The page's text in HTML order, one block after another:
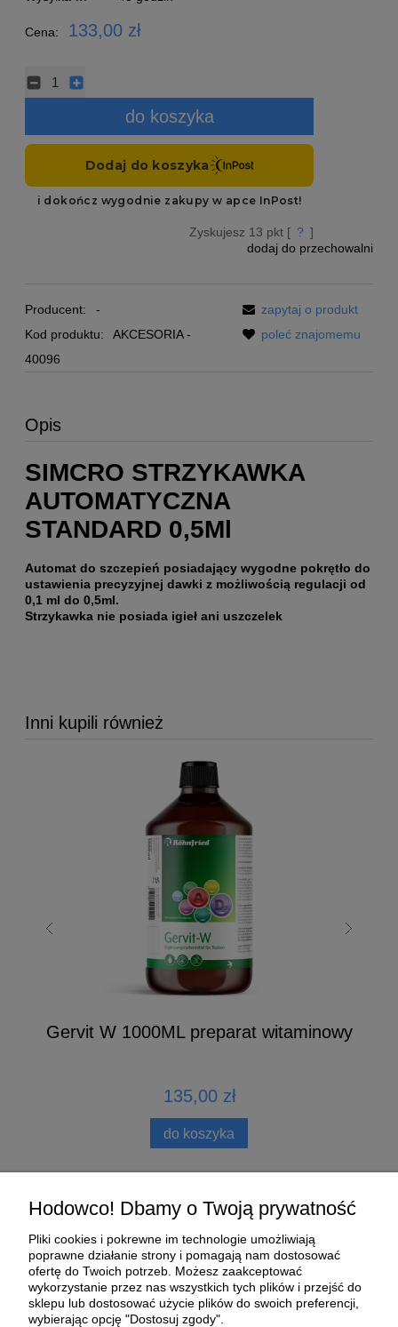
Cena: 133,00 zł
do koszyka
Zyskujesz 13 pkt [ ? ]
dodaj do przechowalni
Producent:
-
Kod produktu:
AKCESORIA -
40096
zapytaj o produkt
poleć znajomemu
Opis
SIMCRO STRZYKAWKA
AUTOMATYCZNA
STANDARD 0,5Ml
Automat do szczepień posiadający wygodne pokrętło do
ustawienia precyzyjnej dawki z możliwością regulacji od
0,1 ml do 0,5ml.
Strzykawka nie posiada igieł ani uszczelek
Inni kupili również
Gervit W 1000ML preparat witaminowy
135,00 zł
do koszyka
Moje konto
Płatności i dostawa
Hodowco! Dbamy o Twoją prywatność
Pliki cookies i pokrewne im technologie umożliwiają
poprawne działanie strony i pomagają nam dostosować
ofertę do Twoich potrzeb. Możesz zaakceptować
wykorzystanie przez nas wszystkich tych plików i przejść do
sklepu lub dostosować użycie plików do swoich preferencji,
wybierając opcję "Dostosuj zgody".